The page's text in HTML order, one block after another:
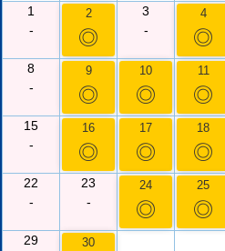
1
-
2
◎
3
-
4
◎
8
-
9
◎
10
◎
11
◎
15
-
16
◎
17
◎
18
◎
22
-
23
-
24
◎
25
◎
29
30